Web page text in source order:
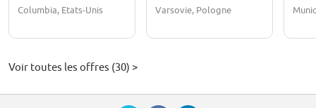
Columbia, Etats-Unis
Varsovie, Pologne
Voir toutes les offres (30) >